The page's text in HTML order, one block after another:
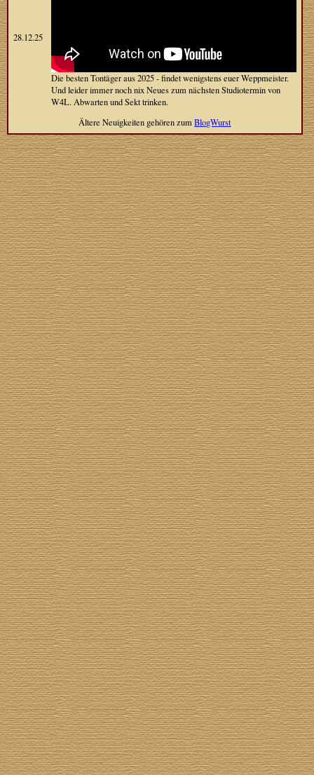
28.12.25
Die besten Tontäger aus 2025 - findet wenigstens euer Weppmeister.
Und leider immer noch nix Neues zum nächsten Studiotermin von
W4L. Abwarten und Sekt trinken.
Ältere Neuigkeiten gehören zumBlogWurst